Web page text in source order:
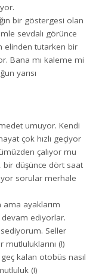
bir göstergesi olan
sevdalı görünce
elinden tutarken bir
Bana mı kaleme mi
yarısı
umuyor. Kendi
çok hızlı geçiyor
çalıyor mu
bir düşünce dört saat
sorular merhale
ayaklarım
ediyorlar.
Seller
(!)
kalan otobüs nasıl
(!)